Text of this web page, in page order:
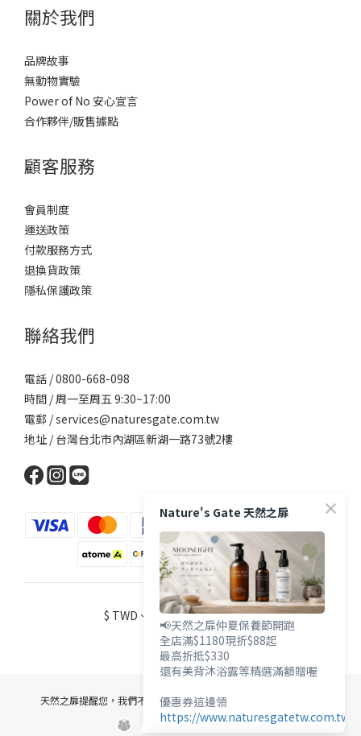
關於我們
品牌故事
無動物實驗
Power of No 安心宣言
合作夥伴/販售據點
顧客服務
會員制度
運送政策
付款服務方式
退換貨政策
隱私保護政策
聯絡我們
電話 / 0800-668-098
時間 / 周一至周五 9:30~17:00
電郵 / services@naturesgate.com.tw
地址 / 台灣台北市內湖區新湖一路73號2樓
$ TWD 繁體中文
天然之扉提醒您，我們不會以電話或簡訊方式通知變更付款方式。
Nature's Gate 天然之扉
📢天然之扉仲夏保養節開跑
全店滿$1180現折$88起
最高折抵$330
還有美背沐浴露等精選滿額贈喔
優惠券這邊領
https://www.naturesgatetw.com.tw/